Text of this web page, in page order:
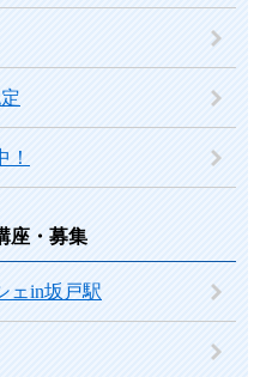
座・募集
ェin坂戸駅